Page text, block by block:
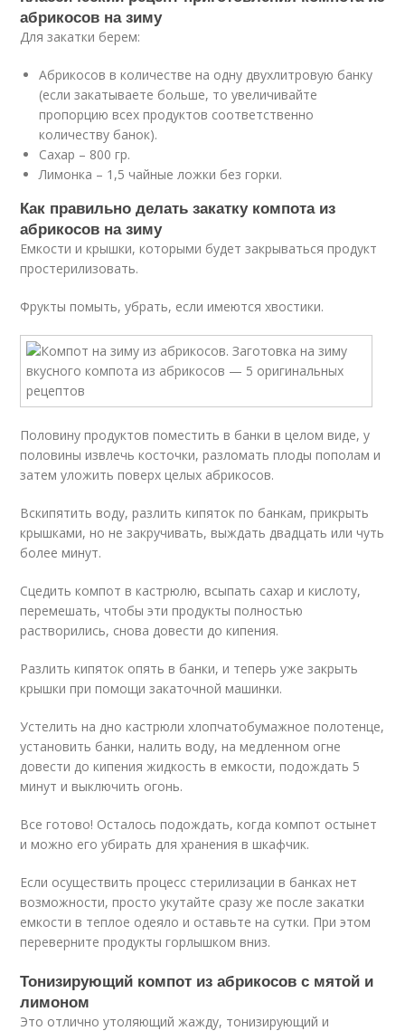
абрикосов на зиму
Для закатки берем:
Абрикосов в количестве на одну двухлитровую банку
(если закатываете больше, то увеличивайте
пропорцию всех продуктов соответственно
количеству банок).
Сахар – 800 гр.
Лимонка – 1,5 чайные ложки без горки.
Как правильно делать закатку компота из
абрикосов на зиму
Емкости и крышки, которыми будет закрываться продукт
простерилизовать.
Фрукты помыть, убрать, если имеются хвостики.
Половину продуктов поместить в банки в целом виде, у
половины извлечь косточки, разломать плоды пополам и
затем уложить поверх целых абрикосов.
Вскипятить воду, разлить кипяток по банкам, прикрыть
крышками, но не закручивать, выждать двадцать или чуть
более минут.
Сцедить компот в кастрюлю, всыпать сахар и кислоту,
перемешать, чтобы эти продукты полностью
растворились, снова довести до кипения.
Разлить кипяток опять в банки, и теперь уже закрыть
крышки при помощи закаточной машинки.
Устелить на дно кастрюли хлопчатобумажное полотенце,
установить банки, налить воду, на медленном огне
довести до кипения жидкость в емкости, подождать 5
минут и выключить огонь.
Все готово! Осталось подождать, когда компот остынет
и можно его убирать для хранения в шкафчик.
Если осуществить процесс стерилизации в банках нет
возможности, просто укутайте сразу же после закатки
емкости в теплое одеяло и оставьте на сутки. При этом
переверните продукты горлышком вниз.
Тонизирующий компот из абрикосов с мятой и
лимоном
Это отлично утоляющий жажду, тонизирующий и